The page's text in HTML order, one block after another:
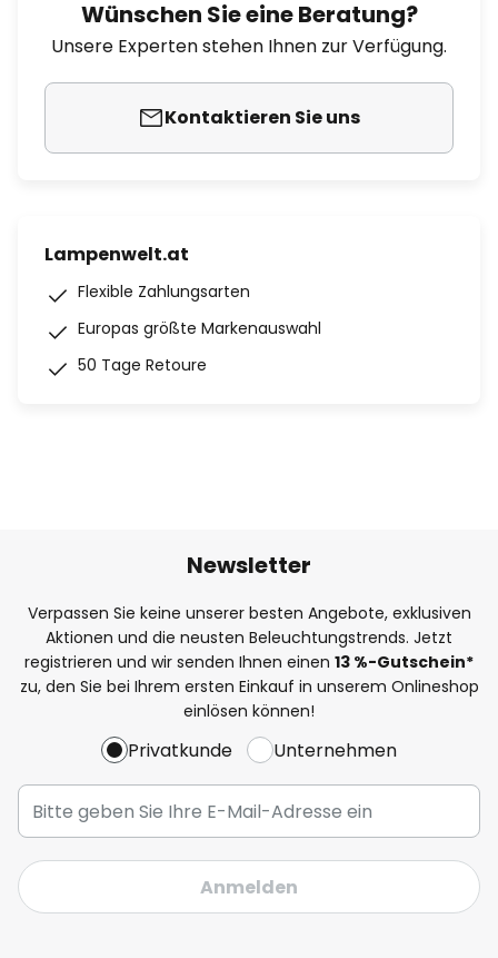
Wünschen Sie eine Beratung?
Unsere Experten stehen Ihnen zur Verfügung.
Kontaktieren Sie uns
Lampenwelt.at
Flexible Zahlungsarten
Europas größte Markenauswahl
50 Tage Retoure
Newsletter
Verpassen Sie keine unserer besten Angebote, exklusiven
Aktionen und die neusten Beleuchtungstrends. Jetzt
registrieren und wir senden Ihnen einen 13 %-Gutschein*
zu, den Sie bei Ihrem ersten Einkauf in unserem Onlineshop
einlösen können!
Privatkunde Unternehmen
Anmelden